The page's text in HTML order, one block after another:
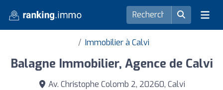
Immobilier à Calvi
Balagne Immobilier, Agence de Calvi
Av. Christophe Colomb 2, 20260, Calvi